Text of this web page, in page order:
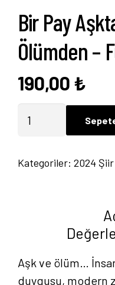
Bir Pay
Ölümden –
190,00 ₺
Pay
Bir
adet
Kategoriler: 2024
Aşk ve ölüm…
duygusu, modern